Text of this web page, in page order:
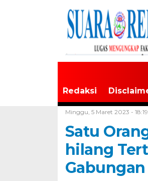
Redaksi
Minggu, 5 Maret 2023 -
Satu
hilang